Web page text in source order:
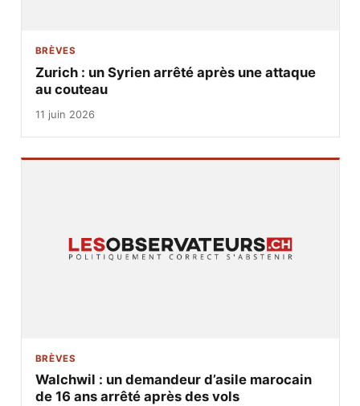
BRÈVES
Zurich : un Syrien arrêté après une attaque
au couteau
11 juin 2026
BRÈVES
Walchwil : un demandeur d’asile marocain
de 16 ans arrêté après des vols